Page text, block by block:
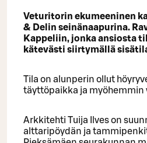
Veturitorin ekumeeninen
& Delin seinänaapurina.
Kappeliin, jonka ansiosta
kätevästi siirtymällä
Tila on alunperin ollut
täyttöpaikka ja myöhemmin
Arkkitehti Tuija Ilves on
alttaripöydän ja